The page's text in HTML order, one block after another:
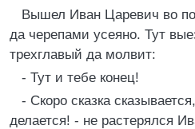
Вышел Иван Царевич во
да черепами усеяно. Тут
трехглавый да молвит:
- Тут и тебе конец!
- Скоро сказка
делается! - не растерялся